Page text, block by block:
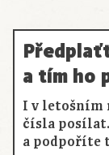
a tím ho
I v letošním
čísla
a podpoříte